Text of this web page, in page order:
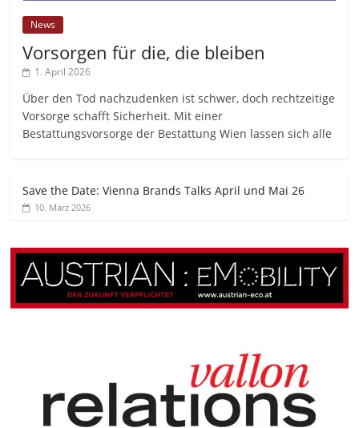
News
Vorsorgen für die, die bleiben
1. April 2026
Über den Tod nachzudenken ist schwer, doch rechtzeitige
Vorsorge schafft Sicherheit. Mit einer
Bestattungsvorsorge der Bestattung Wien lassen sich alle
Save the Date: Vienna Brands Talks April und Mai 26
10. März 2026